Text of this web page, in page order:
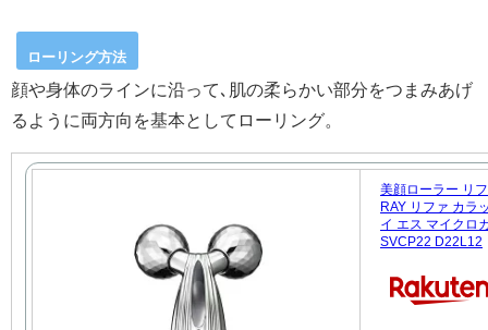
ローリング方法
顔や身体のラインに沿って､肌の柔らかい部分をつまみあげ
るように両方向を基本としてローリング。
美顔ローラー リ
RAY リファ カラ
イ エス マイクロ
SVCP22 D22L12